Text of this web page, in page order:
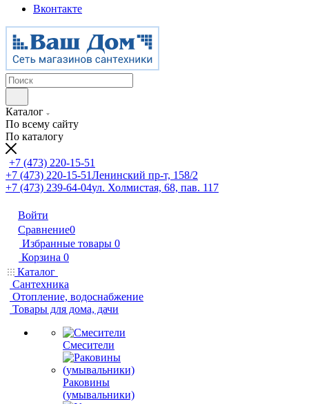
Вконтакте
Каталог
По всему сайту
По каталогу
+7 (473) 220-15-51
+7 (473) 220-15-51Ленинский пр-т, 158/2
+7 (473) 239-64-04ул. Холмистая, 68, пав. 117
Войти
Сравнение0
Избранные товары 0
Корзина 0
Каталог
Сантехника
Отопление, водоснабжение
Товары для дома, дачи
Смесители
Раковины
(умывальники)